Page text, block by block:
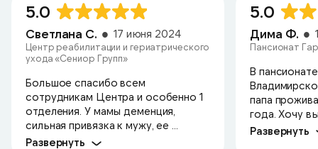
5.0
Светлана С. 17 июня 2024
Центр реабилитации и гериатрического
ухода «Сениор Групп»
Большое спасибо всем
сотрудникам Центра и особенно 1
отделения. У мамы деменция,
сильная привязка к мужу, ее ...
Развернуть
5.0
Дима Ф.
Пансионат
В
папа
года. Хочу
Развернуть